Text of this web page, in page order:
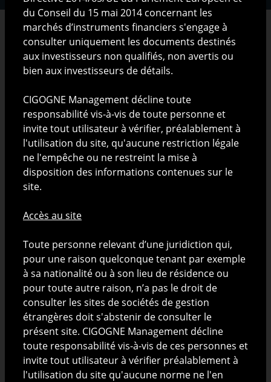
RESTRICTIONS LEGALES
Les informations présentées sur ce site ont pour but
exclusif de présenter CIGOGNE Management S.A. (ci-
après "CIGOGNE Management") et ses activités.
Nature de l'information disponible sur ce site
Les informations publiées sur le site ne sont
pouvant être assimilée à un appel public à l'épargne
sollicitation à l'achat ou à la vente de valeurs
mobilières ni d'une incitation ou d'un conseil en vue
d'un quelconque investissement ou arbitrage de
valeurs mobilières par toute personne dans toute
juridiction dans laquelle une telle offre ou invitation
serait considérée comme illégale ou dans laquelle la
personne proposant cette offre ou invitation n'est
pas qualifiée pour le faire ou à toute personne à qui il
est illégal de proposer une telle offre ou invitation.
du Conseil du 15 mai 2014 concernant les
marchés d’instruments financiers s'engage à
consulter uniquement les documents destinés
aux investisseurs non qualifiés, non avertis ou
bien aux investisseurs de détails.
CIGOGNE Management décline toute
responsabilité vis-à-vis de toute personne et
invite tout utilisateur à vérifier, préalablement à
l'utilisation du site, qu'aucune restriction légale
ne l'empêche ou ne restreint la mise à
disposition des informations contenues sur le
site.
Accès au site
Toute personne relevant d’une juridiction qui,
pour une raison quelconque tenant par exemple
à sa nationalité ou à son lieu de résidence ou
pour toute autre raison, n’a pas le droit de
consulter les sites de sociétés de gestion
étrangères doit s'abstenir de consulter le
présent site. CIGOGNE Management décline
toute responsabilité vis-à-vis de ces personnes et
invite tout utilisateur à vérifier préalablement à
l'utilisation du site qu'aucune norme ne l'en